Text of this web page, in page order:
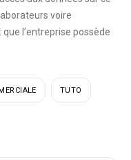
voire
l’entreprise possède
TUTO